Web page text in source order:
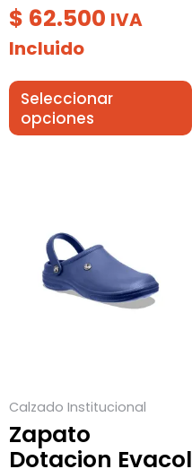
$ 62.500 IVA
Incluido
Seleccionar
opciones
producto
Calzado Institucional
Zapato
Dotacion Evacol
tiene
múltiples
variantes.
elegir
en